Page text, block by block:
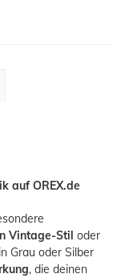
auf OREX.de
Vintage-Stil oder
in Grau oder Silber
, die deinen